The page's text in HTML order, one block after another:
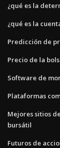
¿qué es la
¿qué es la
Predicción de
Precio de la
Software de
Plataformas
Mejores sitios
bursátil
Futuros de